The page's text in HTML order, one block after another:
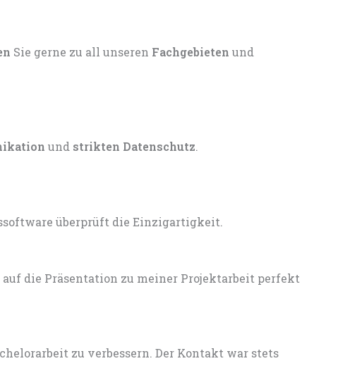
Sie gerne zu all unseren Fachgebieten und
und strikten Datenschutz.
überprüft die Einzigartigkeit.
die Präsentation zu meiner Projektarbeit perfekt
zu verbessern. Der Kontakt war stets